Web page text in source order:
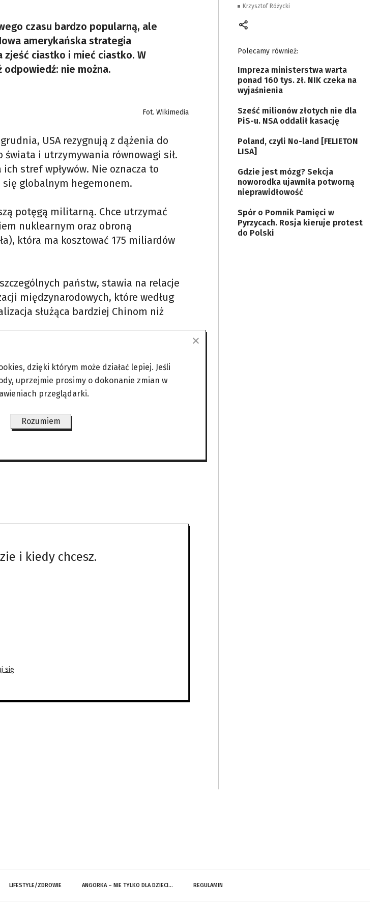
czasu bardzo popularną, ale
amerykańska strategia
zjeść ciastko i mieć ciastko. W
nie można.
Fot. Wikimedia
USA rezygnują z dążenia do
i utrzymywania równowagi sił.
stref wpływów. Nie oznacza to
się globalnym hegemonem.
potęgą militarną. Chce utrzymać
nuklearnym oraz obroną
która ma kosztować 175 miliardów
państw, stawia na relacje
międzynarodowych, które według
służąca bardziej Chinom niż
regionów świata. Na pierwszych
hemisfera).
z Chinami pod względem
stosować zmodyfikowaną doktrynę
USA planują przenieść tam część
relacje gospodarcze z krajami
powinny doprowadzić do
i kiedy chcesz.
się
Krzysztof Różycki
Polecamy również:
Impreza ministerstwa warta
ponad 160 tys. zł. NIK czeka na
wyjaśnienia
Sześć milionów złotych nie dla
PiS-u. NSA oddalił kasację
Poland, czyli No-land [FELIETON
LISA]
Gdzie jest mózg? Sekcja
noworodka ujawniła potworną
nieprawidłowość
Spór o Pomnik Pamięci w
Pyrzycach. Rosja kieruje protest
do Polski
LIFESTYLE/ZDROWIE ANGORKA – NIE TYLKO DLA DZIECI… REGULAMIN
dzięki którym może działać lepiej. Jeśli
uprzejmie prosimy o dokonanie zmian w
przeglądarki.
Rozumiem